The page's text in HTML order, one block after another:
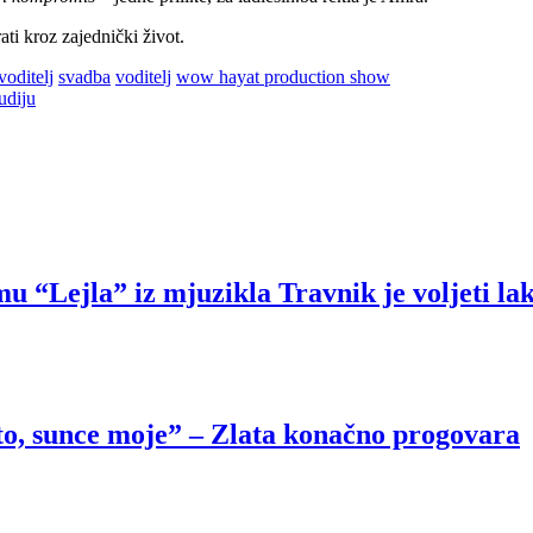
kroz zajednički život.
svadba voditelj wow hayat production show
“Lejla” iz mjuzikla Travnik je voljeti
sunce moje” – Zlata konačno progovara